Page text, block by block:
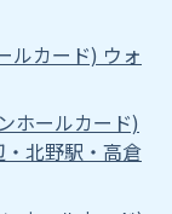
ルカード) ウォ
ホールカード)
北野駅・高倉